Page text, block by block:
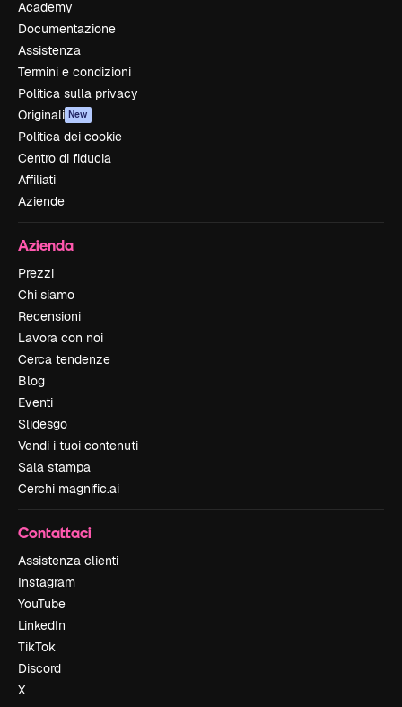
Academy
Documentazione
Assistenza
Termini e condizioni
Politica sulla privacy
Originali New
Politica dei cookie
Centro di fiducia
Affiliati
Aziende
Azienda
Prezzi
Chi siamo
Recensioni
Lavora con noi
Cerca tendenze
Blog
Eventi
Slidesgo
Vendi i tuoi contenuti
Sala stampa
Cerchi magnific.ai
Contattaci
Assistenza clienti
Instagram
YouTube
LinkedIn
TikTok
Discord
X